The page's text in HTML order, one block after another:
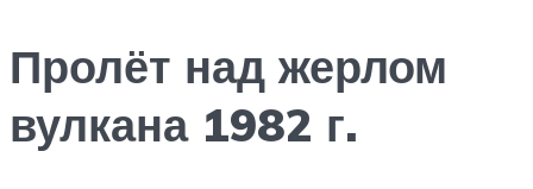
Пролёт над жерлом
вулкана 1982 г.